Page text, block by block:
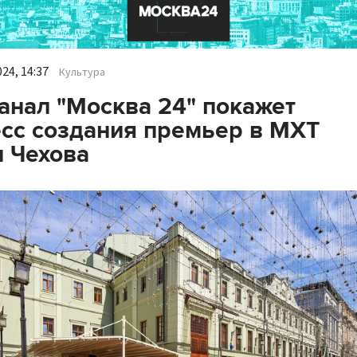
14:37 Культура
"Москва 24" покажет
создания премьер в МХТ
Чехова